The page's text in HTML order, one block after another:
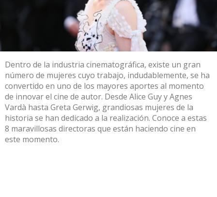
Dentro de la industria cinematográfica, existe un gran
número de mujeres cuyo trabajo, indudablemente, se ha
convertido en uno de los mayores aportes al momento
de innovar el cine de autor. Desde Alice Guy y Agnes
Vardà hasta Greta Gerwig, grandiosas mujeres de la
historia se han dedicado a la realización. Conoce a estas
8 maravillosas directoras que están haciendo cine en
este momento.